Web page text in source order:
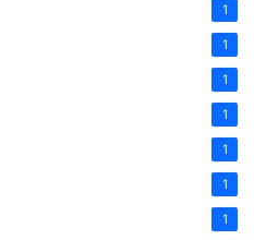
1
1
1
1
1
1
1